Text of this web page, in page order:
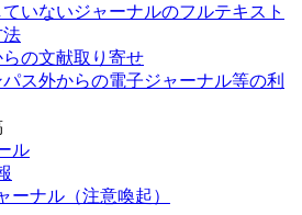
いないジャーナルのフルテキスト
法
の文献取り寄せ
ス外からの電子ジャーナル等の利
ル
ーナル（注意喚起）